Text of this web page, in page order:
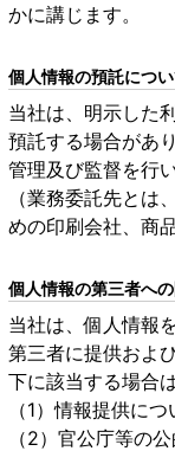
かに講じます。
個人情報の預託につ
当社は、明示した
預託する場合があ
管理及び監督を行い
（業務委託先とは
めの印刷会社、商
個人情報の第三者へ
当社は、個人情報
第三者に提供およ
下に該当する場合
（1）情報提供に
（2）官公庁等の